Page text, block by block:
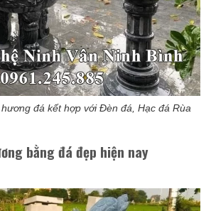
đá kết hợp với Đèn đá, Hạc đá Rùa
bằng đá đẹp hiện nay